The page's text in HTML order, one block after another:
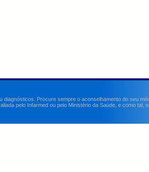
Procure sempre o aconselhamento do seu
pelo Infarmed ou pelo Ministério da Saúde, e como tal,